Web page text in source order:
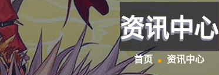
资讯中心
首页 资讯中心